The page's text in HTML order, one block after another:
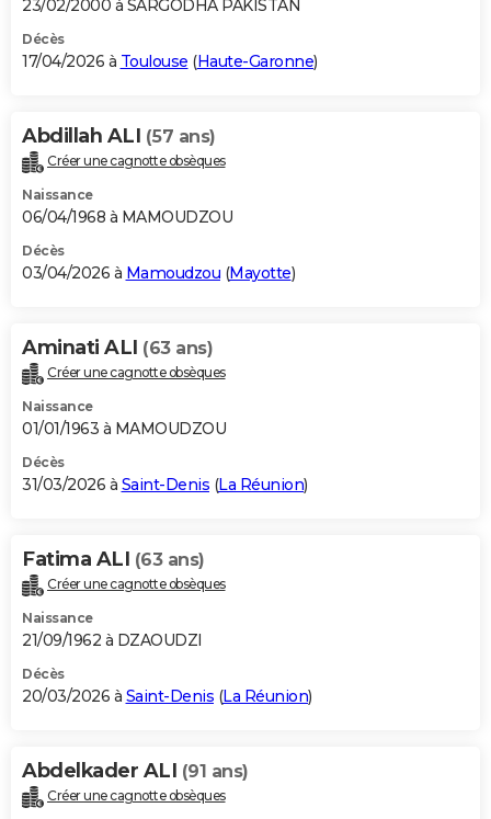
23/02/2000 à SARGODHA PAKISTAN
Décès
17/04/2026 à Toulouse (Haute-Garonne)
Abdillah ALI (57 ans)
Créer une cagnotte obsèques
Naissance
06/04/1968 à MAMOUDZOU
Décès
03/04/2026 à Mamoudzou (Mayotte)
Aminati ALI (63 ans)
Créer une cagnotte obsèques
Naissance
01/01/1963 à MAMOUDZOU
Décès
31/03/2026 à Saint-Denis (La Réunion)
Fatima ALI (63 ans)
Créer une cagnotte obsèques
Naissance
21/09/1962 à DZAOUDZI
Décès
20/03/2026 à Saint-Denis (La Réunion)
Abdelkader ALI (91 ans)
Créer une cagnotte obsèques